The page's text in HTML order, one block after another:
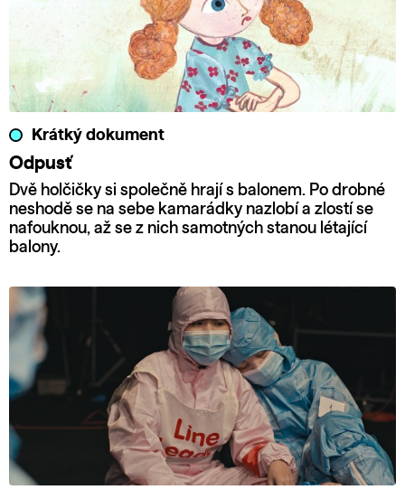
Krátký dokument
Odpusť
Dvě holčičky si společně hrají s balonem. Po drobné
neshodě se na sebe kamarádky nazlobí a zlostí se
nafouknou, až se z nich samotných stanou létající
balony.